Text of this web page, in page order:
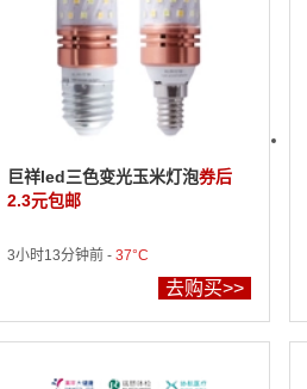
巨祥led三色变光玉米灯泡券后
2.3元包邮
3小时13分钟前 - 37°C
去购买>>